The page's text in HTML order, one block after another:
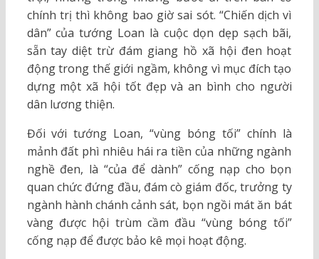
chính trị thì không bao giờ sai sót. “Chiến dịch vì
dân” của tướng Loan là cuộc dọn dẹp sạch bãi,
sẵn tay diệt trừ đám giang hồ xã hội đen hoạt
động trong thế giới ngầm, không vì mục đích tạo
dựng một xã hội tốt đẹp và an bình cho người
dân lương thiện.
Đối với tướng Loan, “vùng bóng tối” chính là
mảnh đất phì nhiêu hái ra tiền của những ngành
nghề đen, là “của để dành” cống nạp cho bọn
quan chức đứng đầu, đám cò giám đốc, trưởng ty
ngành hành chánh cảnh sát, bọn ngồi mát ăn bát
vàng được hội trùm cầm đầu “vùng bóng tối”
cống nạp để được bảo kê mọi hoạt động.